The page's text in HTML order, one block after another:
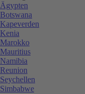
Ägypten
Botswana
Kapeverden
Kenia
Marokko
Mauritius
Namibia
Reunion
Seychellen
Simbabwe